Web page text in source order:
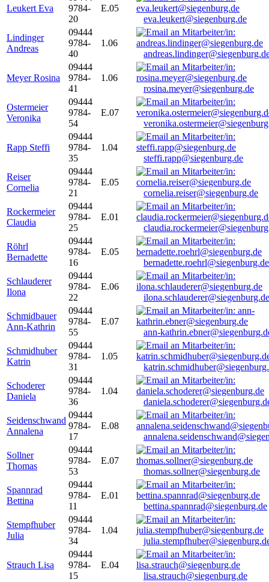
Leukert Eva
9784-
20
E.05
eva.leukert@siegenburg.de
Lindinger
Andreas
09444
9784-
40
1.06
Meyer Rosina
09444
9784-
41
1.06
rosina.meyer@siegenburg.de
Ostermeier
Veronika
09444
9784-
54
E.07
Rapp Steffi
09444
9784-
35
1.04
steffi.rapp@siegenburg.de
Reiser
Cornelia
09444
9784-
21
E.05
cornelia.reiser@siegenburg.de
Rockermeier
Claudia
09444
9784-
25
E.01
Röhrl
Bernadette
09444
9784-
16
E.05
bernadette.roehrl@siegenburg.de
Schlauderer
Ilona
09444
9784-
22
E.06
ilona.schlauderer@siegenburg.de
Schmidbauer
Ann-Kathrin
09444
9784-
55
E.07
ann-
Schmidhuber
Katrin
09444
9784-
31
1.05
Schoderer
Daniela
09444
9784-
36
1.04
Seidenschwand
Annalena
09444
9784-
17
E.08
Sollner
Thomas
09444
9784-
53
E.07
thomas.sollner@siegenburg.de
Spannrad
Bettina
09444
9784-
11
E.01
bettina.spannrad@siegenburg.de
Stempfhuber
Julia
09444
9784-
34
1.04
Strauch Lisa
09444
9784-
15
E.04
lisa.strauch@siegenburg.de